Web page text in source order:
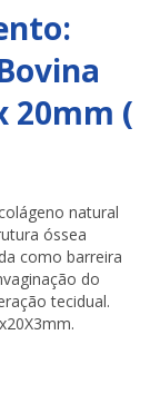
20mm (
natural
óssea
como barreira
do
tecidual.